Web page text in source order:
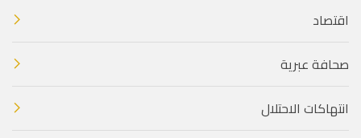
اقتصاد
صحافة عبرية
انتهاكات الاحتلال